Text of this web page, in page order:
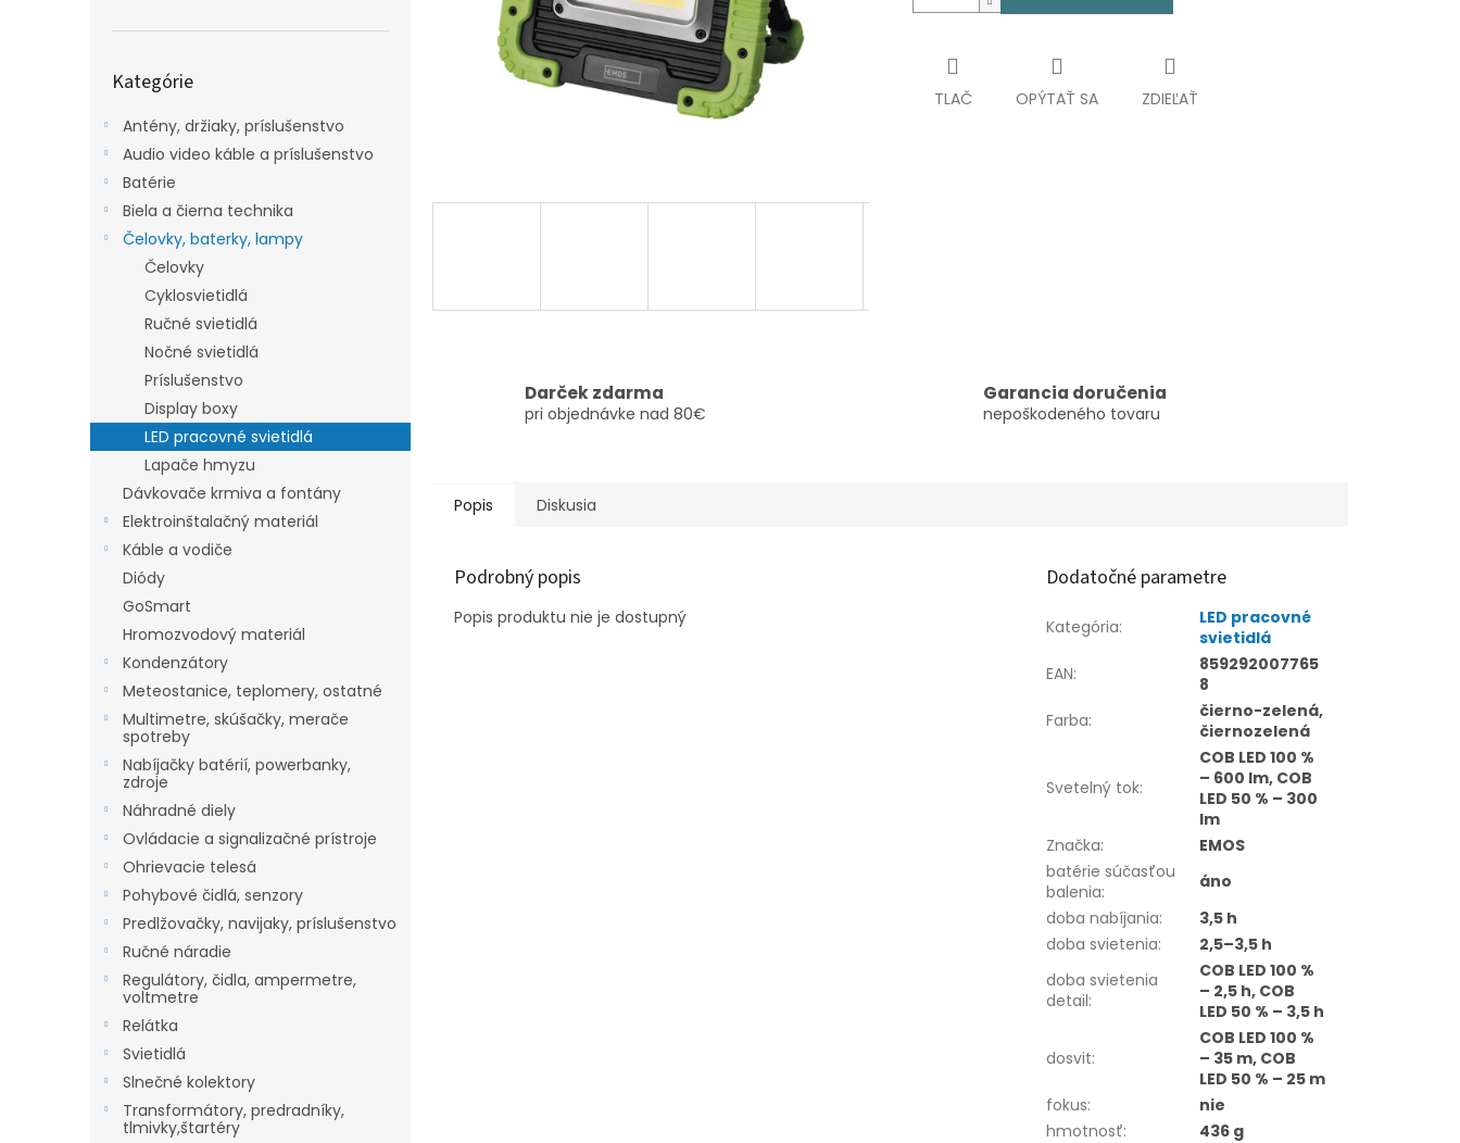
kategórie
Kategórie
Antény, držiaky, príslušenstvo
Audio video káble a príslušenstvo
Batérie
Biela a čierna technika
Čelovky, baterky, lampy
Čelovky
Cyklosvietidlá
Ručné svietidlá
Nočné svietidlá
Príslušenstvo
Display boxy
LED pracovné svietidlá
Lapače hmyzu
Dávkovače krmiva a fontány
Elektroinštalačný materiál
Káble a vodiče
Diódy
GoSmart
Hromozvodový materiál
Kondenzátory
Meteostanice, teplomery, ostatné
Multimetre, skúšačky, merače
spotreby
Nabíjačky batérií, powerbanky,
zdroje
Náhradné diely
Ovládacie a signalizačné prístroje
Ohrievacie telesá
Pohybové čidlá, senzory
Predlžovačky, navijaky, príslušenstvo
Ručné náradie
Regulátory, čidla, ampermetre,
voltmetre
Relátka
Svietidlá
Slnečné kolektory
Transformátory, predradníky,
tlmivky,štartéry
TLAČ OPÝTAŤ SA ZDIEĽAŤ
Darček zdarma
pri objednávke nad 80€
Garancia doručenia
nepoškodeného tovaru
Popis Diskusia
Podrobný popis
Popis produktu nie je dostupný
Dodatočné parametre
Kategória:
LED pracovné
svietidlá
EAN:
859292007765
8
Farba:
čierno-zelená,
čiernozelená
Svetelný tok:
COB LED 100 %
– 600 lm, COB
LED 50 % – 300
lm
Značka:
EMOS
batérie súčasťou
balenia:
áno
doba nabíjania:
3,5 h
doba svietenia:
2,5–3,5 h
doba svietenia
detail:
COB LED 100 %
– 2,5 h, COB
LED 50 % – 3,5 h
dosvit:
COB LED 100 %
– 35 m, COB
LED 50 % – 25 m
fokus:
nie
hmotnosť:
436 g